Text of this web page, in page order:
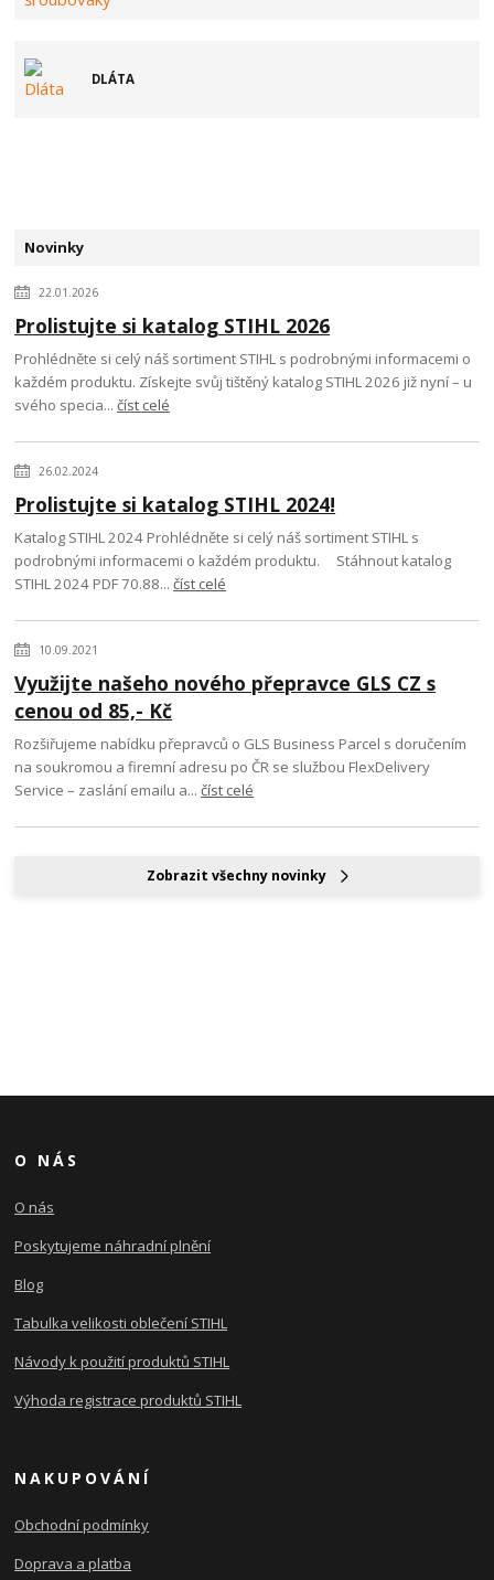
DLÁTA
Novinky
22.01.2026
Prolistujte si katalog STIHL 2026
Prohlédněte si celý náš sortiment STIHL s podrobnými informacemi o
každém produktu. Získejte svůj tištěný katalog STIHL 2026 již nyní – u
svého specia...číst celé
26.02.2024
Prolistujte si katalog STIHL 2024!
Katalog STIHL 2024 Prohlédněte si celý náš sortiment STIHL s
podrobnými informacemi o každém produktu. Stáhnout katalog
STIHL 2024 PDF 70.88...číst celé
10.09.2021
Využijte našeho nového přepravce GLS CZ s
cenou od 85,- Kč
Rozšiřujeme nabídku přepravců o GLS Business Parcel s doručením
na soukromou a firemní adresu po ČR se službou FlexDelivery
Service – zaslání emailu a...číst celé
Zobrazit všechny novinky
O NÁS
O nás
Poskytujeme náhradní plnění
Blog
Tabulka velikosti oblečení STIHL
Návody k použití produktů STIHL
Výhoda registrace produktů STIHL
NAKUPOVÁNÍ
Obchodní podmínky
Doprava a platba